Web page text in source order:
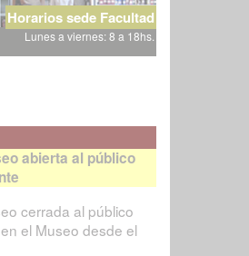
Horarios sede Facultad
Lunes a viernes: 8 a 18hs.
abierta al público
cerrada al público
el Museo desde el